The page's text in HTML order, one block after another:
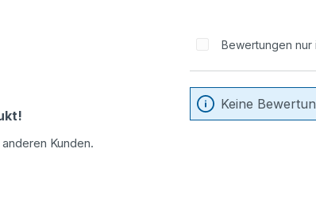
Kunden.
Bewertungen
Keine